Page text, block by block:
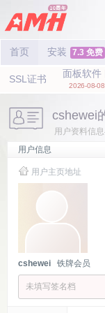
首页 安装 7.3 免费
SSL证书 面板软件
2026-08-
cshewei
用户资料信
用户信息
用户主页地址
cshewei 铁牌会员
未填写签名档